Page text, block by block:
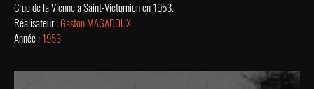
Crue de la Vienne à Saint-Victurnien en 1953.
Réalisateur :Gaston MAGADOUX
Année : 1953